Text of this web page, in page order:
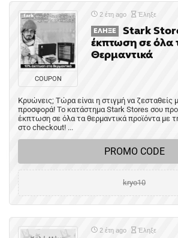
COUPON
2 έτη ago Έληξε
ΈΛΗΞΕ
Stark
έκπτωση σε όλα
Θερμαντικά
Κρυώνεις; Τώρα είναι η στιγμή να ζεσταθείς
προσφορά! Το κατάστημα Stark Stores σου
έκπτωση σε όλα τα θερμαντικά προϊόντα με
στο checkout! ...
PROMO CODE
kryo10
2 έτη ago Έληξε